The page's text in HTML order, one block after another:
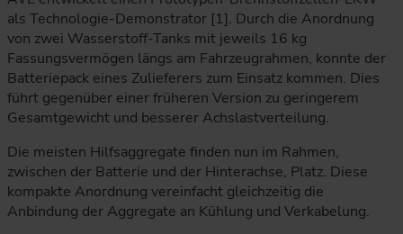
als Technologie-Demonstrator [1]. Durch die Anordnung
von zwei Wasserstoff-Tanks mit jeweils 16 kg
Fassungsvermögen längs am Fahrzeugrahmen, konnte der
Batteriepack eines Zulieferers zum Einsatz kommen. Dies
führt gegenüber einer früheren Version zu geringerem
Gesamtgewicht und besserer Achslastverteilung.
Die meisten Hilfsaggregate finden nun im Rahmen,
zwischen der Batterie und der Hinterachse, Platz. Diese
kompakte Anordnung vereinfacht gleichzeitig die
Anbindung der Aggregate an Kühlung und Verkabelung.